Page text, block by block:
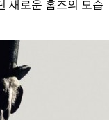
새로운 홈즈의 모습